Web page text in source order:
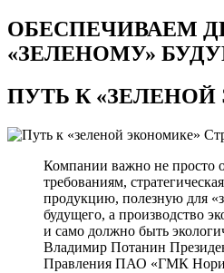
ОБЕСПЕЧИВАЕМ
«ЗЕЛЕНОМУ»
ПУТЬ К«ЗЕЛЕНОЙ
Компании важно не просто
требованиям,
продукцию, полезную для
будущего, а производство
и само должно быть
Владимир Потанин
Правления ПАО «ГМК